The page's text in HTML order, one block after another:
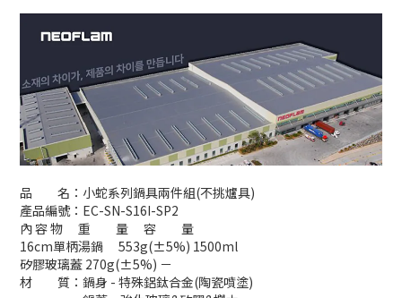
品 名：小蛇系列鍋具兩件組(不挑爐具)
產品編號：EC-SN-S16I-SP2
內 容 物 重 量 容 量
16cm單柄湯鍋 553g(±5%) 1500ml
矽膠玻璃蓋 270g(±5%) －
材 質：鍋身 - 特殊鋁鈦合金(陶瓷噴塗)